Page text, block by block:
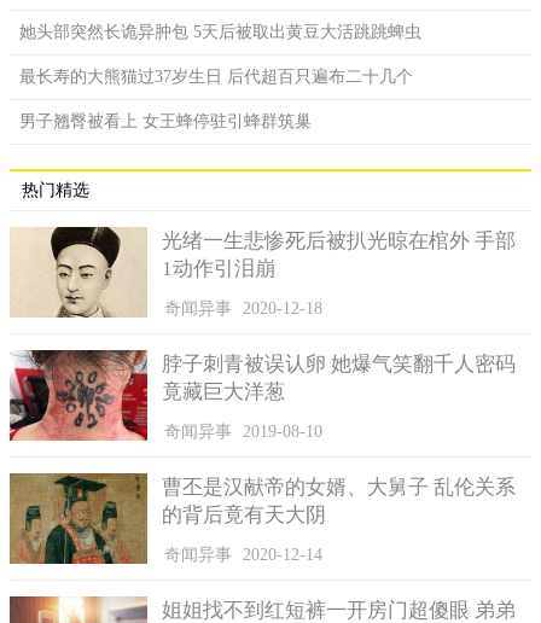
澳大利亚的苏泽特博士曾发表过声明：“自然物质里面，钻石
的硬度是最高的，对于地球深处的某些研究而言，钻石存在较高
现它们和某年限久远的岩石的同位素组成相同。这些用于研究的
钻石是在地下四百一十到六百六十公里的过渡带区域形成的。也
就是说，地球形成的时候就有岩石存在，它们肯定就在过渡带区
她头部突然长诡异肿包 5天后被取出黄豆大活跳跳蜱虫
最长寿的大熊猫过37岁生日 后代超百只遍布二十几个
男子翘臀被看上 女王蜂停驻引蜂群筑巢
热门精选
光绪一生悲惨死后被扒光晾在棺外 手部
1动作引泪崩
奇闻异事 2020-12-18
脖子刺青被误认卵 她爆气笑翻千人密码
竟藏巨大洋葱
奇闻异事 2019-08-10
曹丕是汉献帝的女婿、大舅子 乱伦关系
的背后竟有天大阴
奇闻异事 2020-12-14
姐姐找不到红短裤一开房门超傻眼 弟弟